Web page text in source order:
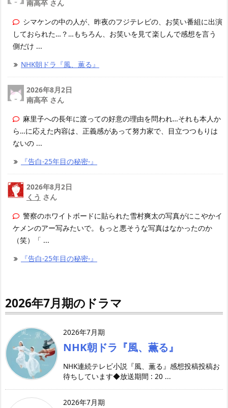
南高卒 さん
シマケンの中の人が、昨夜のフジテレビの、お笑い番組に出演
しておられた…？…もちろん、お笑いを見て楽しんで感想を言う
側だけ ...
NHK朝ドラ『風、薫る』
2026年8月2日
南高卒 さん
麻里子への長年に渡っての好意の理由を問われ…それも本人か
ら…に応えた内容は、正義感があって努力家で、目立つつもりは
ないの ...
『告白-25年目の秘密-』
2026年8月2日
くう さん
警察のホワイトボードに貼られた雪村爽太の写真がにこやかイ
ケメンのアー写みたいで。もっと悪そうな写真はなかったのか
（笑）「 ...
『告白-25年目の秘密-』
2026年7月期のドラマ
2026年7月期
NHK朝ドラ『風、薫る』
NHK連続テレビ小説『風、薫る』感想投稿投稿お
待ちしています◆放送期間 : 20 ...
2026年7月期